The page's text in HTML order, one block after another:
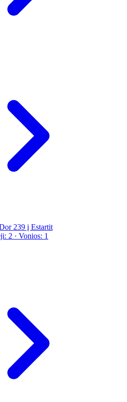
239 į Estartit
2 · Vonios: 1